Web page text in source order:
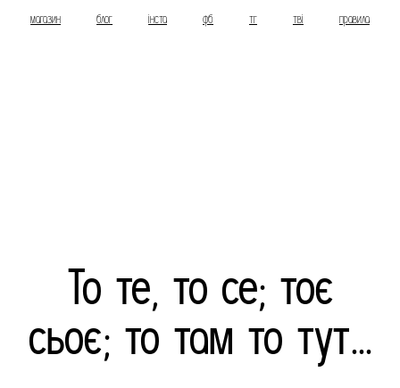
магазин блог інста фб тг тві правила
То те, то се; тоє
сьоє; то там то тут…